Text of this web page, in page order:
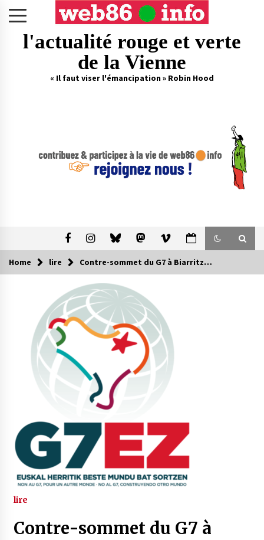
l'actualité rouge et verte
de la Vienne
« Il faut viser l'émancipation » Robin Hood
Home lire Contre-sommet du G7 à Biarritz…
lire
Contre-sommet du G7 à